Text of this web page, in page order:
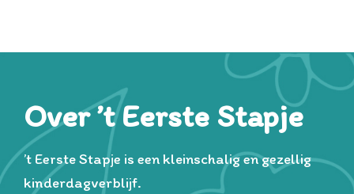
Over ’t Eerste Stapje
’t Eerste Stapje is een kleinschalig en gezellig
kinderdagverblijf.